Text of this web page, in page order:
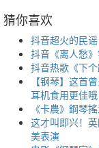
猜你喜欢
抖音超火的民
抖音《离人愁》
抖音热歌《下
【钢琴】这首
耳机食用更佳哦
《卡農》鋼琴
这才叫即兴！
美表演